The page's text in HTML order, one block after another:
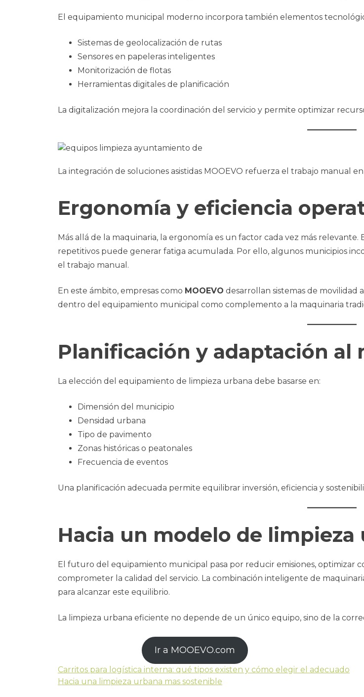
El equipamiento municipal moderno incorpora también elementos
Sistemas de geolocalización de rutas
Sensores en papeleras inteligentes
Monitorización de flotas
Herramientas digitales de planificación
La digitalización mejora la coordinación del servicio y permite optimizar
La integración de soluciones asistidas MOOEVO refuerza el trabajo manual
Ergonomía y eficiencia
Más allá de la maquinaria, la ergonomía es un factor cada vez más
repetitivos puede generar fatiga acumulada. Por ello, algunos municipios
el trabajo manual.
En este ámbito, empresas como MOOEVO desarrollan sistemas de movilidad
dentro del equipamiento municipal como complemento a la maquinaria
Planificación y adaptación al
La elección del equipamiento de limpieza urbana debe basarse en:
Dimensión del municipio
Densidad urbana
Tipo de pavimento
Zonas históricas o peatonales
Frecuencia de eventos
Una planificación adecuada permite equilibrar inversión, eficiencia y
Hacia un modelo de
El futuro del equipamiento municipal pasa por reducir emisiones, optimizar
comprometer la calidad del servicio. La combinación inteligente de
para alcanzar este equilibrio.
La limpieza urbana eficiente no depende de un único equipo, sino de la
Ir a MOOEVO.com
Carritos para logística interna: qué tipos existen y cómo elegir el adecuado
Hacia una limpieza urbana mas sostenible